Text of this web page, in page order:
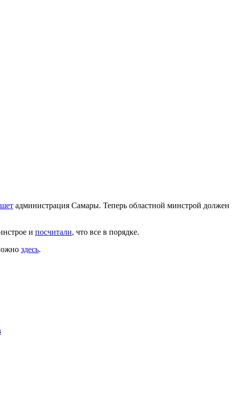
администрация Самары. Теперь областной минстрой должен
и посчитали, что все в порядке.
здесь.